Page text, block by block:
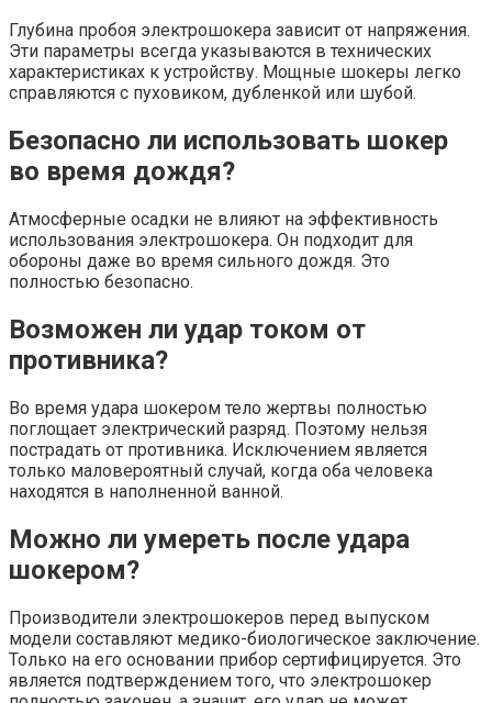
Глубина пробоя электрошокера зависит от напряжения.
Эти параметры всегда указываются в технических
характеристиках к устройству. Мощные шокеры легко
справляются с пуховиком, дубленкой или шубой.
Безопасно ли использовать шокер
во время дождя?
Атмосферные осадки не влияют на эффективность
использования электрошокера. Он подходит для
обороны даже во время сильного дождя. Это
полностью безопасно.
Возможен ли удар током от
противника?
Во время удара шокером тело жертвы полностью
поглощает электрический разряд. Поэтому нельзя
пострадать от противника. Исключением является
только маловероятный случай, когда оба человека
находятся в наполненной ванной.
Можно ли умереть после удара
шокером?
Производители электрошокеров перед выпуском
модели составляют медико-биологическое заключение.
Только на его основании прибор сертифицируется. Это
является подтверждением того, что электрошокер